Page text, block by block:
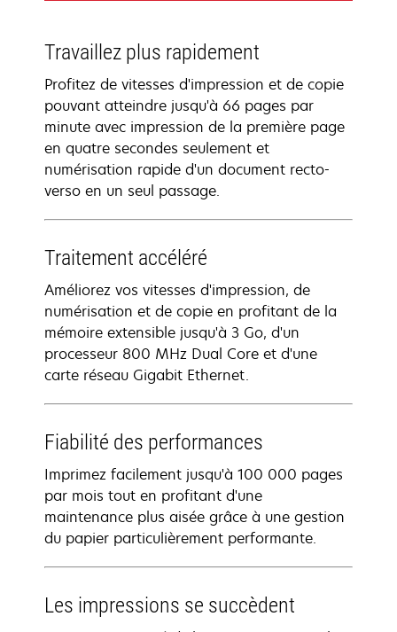
Travaillez plus rapidement
Profitez de vitesses d'impression et de copie
pouvant atteindre jusqu'à 66 pages par
minute avec impression de la première page
en quatre secondes seulement et
numérisation rapide d'un document recto-
verso en un seul passage.
Traitement accéléré
Améliorez vos vitesses d'impression, de
numérisation et de copie en profitant de la
mémoire extensible jusqu'à 3 Go, d'un
processeur 800 MHz Dual Core et d'une
carte réseau Gigabit Ethernet.
Fiabilité des performances
Imprimez facilement jusqu'à 100 000 pages
par mois tout en profitant d'une
maintenance plus aisée grâce à une gestion
du papier particulièrement performante.
Les impressions se succèdent